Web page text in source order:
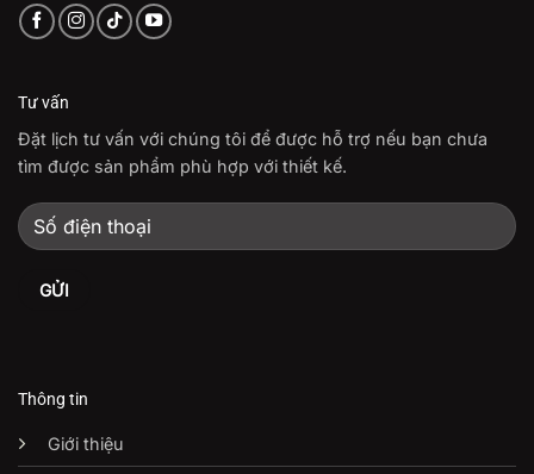
Thông tin
Giới thiệu
Tư vấn
Đặt lịch tư vấn với chúng tôi để được hỗ trợ nếu bạn chưa
tìm được sản phẩm phù hợp với thiết kế.